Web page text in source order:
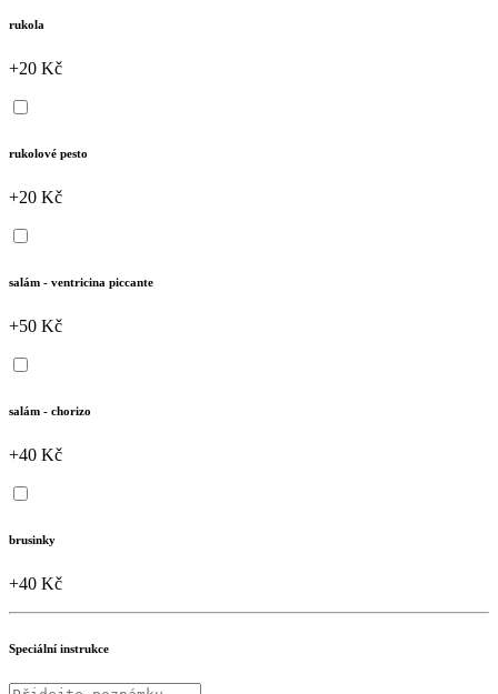
rukola
+20 Kč
rukolové pesto
+20 Kč
salám - ventricina piccante
+50 Kč
salám - chorizo
+40 Kč
brusinky
+40 Kč
Speciální instrukce